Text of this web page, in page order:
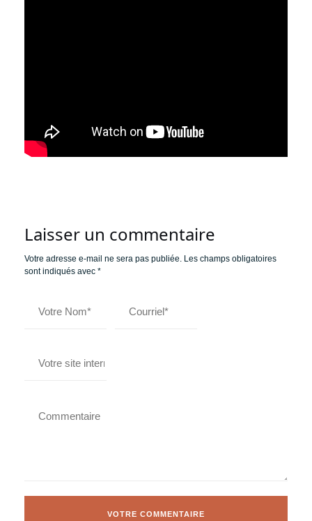
Laisser un commentaire
Votre adresse e-mail ne sera pas publiée. Les champs obligatoires
sont indiqués avec *